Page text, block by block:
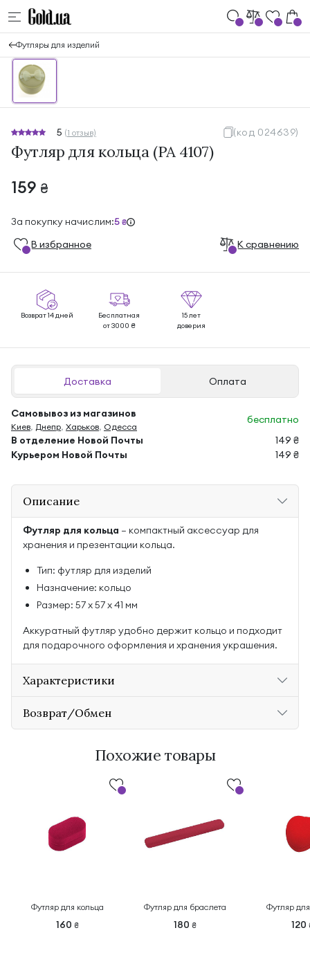
Футляры для изделий
5 (1 отзыв) (код 024639)
Футляр для кольца (PA 4107)
159 ₴
За покупку начислим:5 ₴
В избранноe К сравнению
Возврат 14 дней
Бесплатная
от 3000 ₴
15 лет
доверия
Доставка Оплата
Самовывоз из магазинов
Киев, Днепр, Харьков, Одесса
бесплатно
В отделение Новой Почты
149 ₴
Курьером Новой Почты
149 ₴
Описание
Футляр для кольца — компактный аксессуар для
хранения и презентации кольца.
Тип: футляр для изделий
Назначение: кольцо
Размер: 57 х 57 х 41 мм
Аккуратный футляр удобно держит кольцо и подходит
для подарочного оформления и хранения украшения.
Характеристики
Возврат/Обмен
Похожие товары
Футляр для кольца
160 ₴
Футляр для браслета
180 ₴
Футляр
120